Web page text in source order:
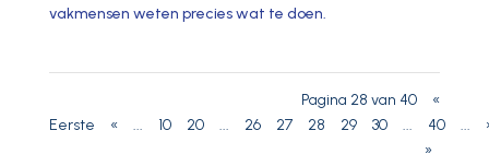
vakmensen weten precies wat te doen.​
Pagina 28 van 40
«
Eerste
« ... 10 20 ... 26 27 28 29 30 ... 40 ...
»